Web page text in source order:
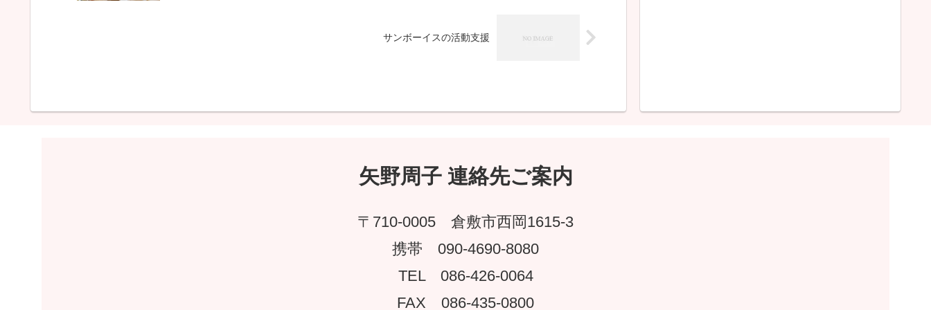
サンボーイスの活動支援
矢野周子 連絡先ご案内
〒710-0005 倉敷市西岡1615-3
携帯 090-4690-8080
TEL 086-426-0064
FAX 086-435-0800